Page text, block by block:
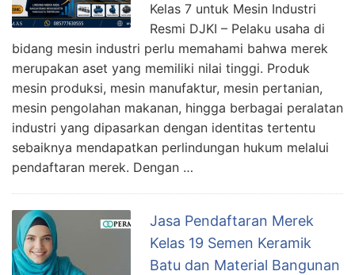
Kelas 7 untuk Mesin Industri
Resmi DJKI – Pelaku usaha di
bidang mesin industri perlu memahami bahwa merek
merupakan aset yang memiliki nilai tinggi. Produk
mesin produksi, mesin manufaktur, mesin pertanian,
mesin pengolahan makanan, hingga berbagai peralatan
industri yang dipasarkan dengan identitas tertentu
sebaiknya mendapatkan perlindungan hukum melalui
pendaftaran merek. Dengan …
Jasa Pendaftaran Merek
Kelas 19 Semen Keramik
Batu dan Material Bangunan